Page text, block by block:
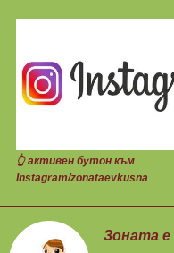
👆 активен бутон към
Instagram/zonataevkusna
Зоната е